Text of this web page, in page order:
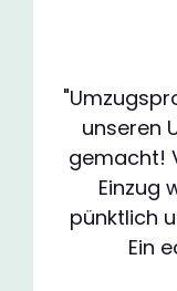
unseren
gemacht!
Einzug
pünktlich
Ein